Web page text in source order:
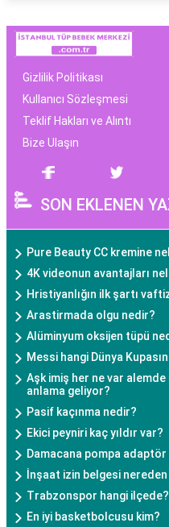
Gizlilik Politikası
Kullanıcı Sözleşmesi
Teklif Hakları ve Alıntı
Bize Ulaşın
SON EKLENEN
Pure Beauty CC kremine
4K videonun avantajları
Hristiyanlığın ilk şartı
Arastirmada olgu nedir?
Alüminyum oksijen tüpü
Messi hangi Dünya
Aşk imiş her ne var
anlama geliyor?
Pasif kaçınma nedir?
Ekici peyniri kaç yıldır var?
Damacana pompa
İnşaat izin belgesi nereden
Trabzonspor hangi ilçede?
En iyi basketbolcusu kim?